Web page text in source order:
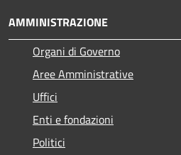
AMMINISTRAZIONE
Organi di Governo
Aree Amministrative
Uffici
Enti e fondazioni
Politici